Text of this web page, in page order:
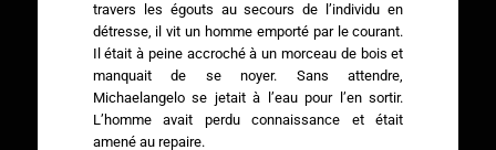
travers les égouts au secours de l’individu en
détresse, il vit un homme emporté par le courant.
Il était à peine accroché à un morceau de bois et
manquait de se noyer. Sans attendre,
Michaelangelo se jetait à l’eau pour l’en sortir.
L’homme avait perdu connaissance et était
amené au repaire.